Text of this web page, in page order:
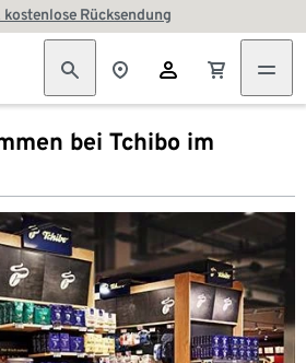
Rücksendung
bei Tchibo im